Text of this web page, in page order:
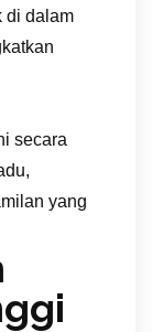
di dalam
secara
yang